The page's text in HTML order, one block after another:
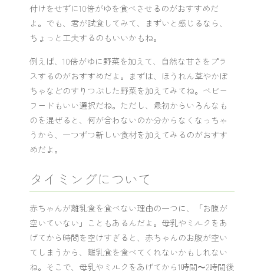
付けをせずに10倍がゆを食べさせるのがおすすめだ
よ。でも、君が試食してみて、まずいと感じるなら、
ちょっと工夫するのもいいかもね。
例えば、10倍がゆに野菜を加えて、自然な甘さをプラ
スするのがおすすめだよ。まずは、ほうれん草やかぼ
ちゃなどのすりつぶした野菜を加えてみてね。ベビー
フードもいい選択だね。ただし、最初からいろんなも
のを混ぜると、何が合わないのか分からなくなっちゃ
うから、一つずつ新しい食材を加えてみるのがおすす
めだよ。
タイミングについて
赤ちゃんが離乳食を食べない理由の一つに、「お腹が
空いていない」こともあるんだよ。母乳やミルクをあ
げてから時間を空けすぎると、赤ちゃんのお腹が空い
てしまうから、離乳食を食べてくれないかもしれない
ね。そこで、母乳やミルクをあげてから1時間〜2時間後